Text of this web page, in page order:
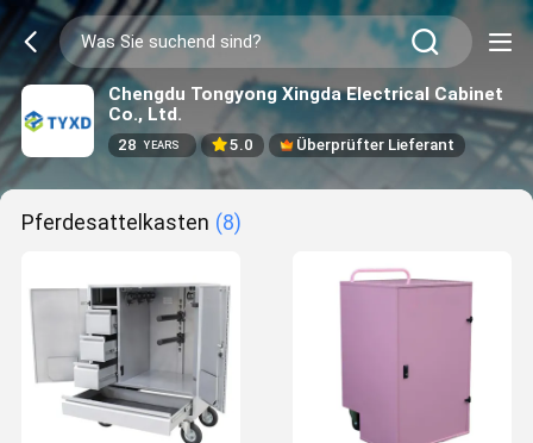
Chengdu Tongyong Xingda Electrical Cabinet
Co., Ltd.
28 YEARS 5.0 Überprüfter Lieferant
Pferdesattelkasten (8)